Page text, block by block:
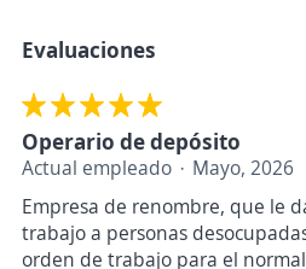
Evaluaciones
Operario de depósito
Actual empleado
Mayo, 2026
Empresa de renombre, que le
trabajo a personas
orden de trabajo para el